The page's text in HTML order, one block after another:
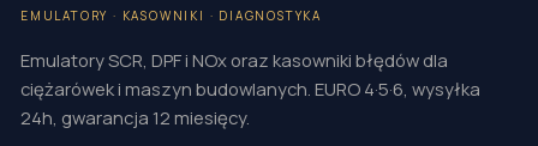
EMULATORY · KASOWNIKI · DIAGNOSTYKA
Emulatory SCR, DPF i NOx oraz kasowniki błędów dla
ciężarówek i maszyn budowlanych. EURO 4·5·6, wysyłka
24h, gwarancja 12 miesięcy.